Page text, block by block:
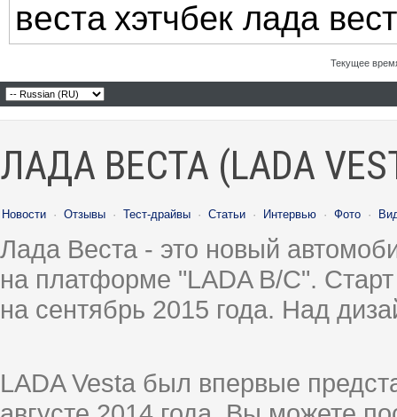
веста хэтчбек лада
Текущее
ЛАДА ВЕСТА (LADA
Новости · Отзывы · Тест-драйвы · Статьи · Интервью · Фото ·
Лада Веста - это новый
на платформе "LADA B/C".
на сентябрь 2015 года. Над
LADA Vesta был впервые